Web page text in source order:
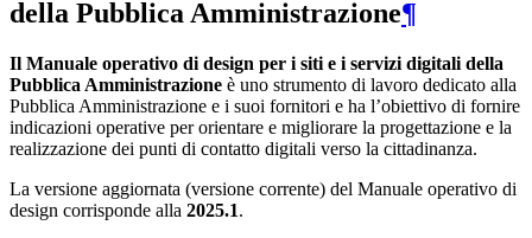
della Pubblica Amministrazione¶
Il Manuale operativo di design per i siti e i servizi digitali della
Pubblica Amministrazione è uno strumento di lavoro dedicato alla
Pubblica Amministrazione e i suoi fornitori e ha l’obiettivo di fornire
indicazioni operative per orientare e migliorare la progettazione e la
realizzazione dei punti di contatto digitali verso la cittadinanza.
La versione aggiornata (versione corrente) del Manuale operativo di
design corrisponde alla 2025.1.